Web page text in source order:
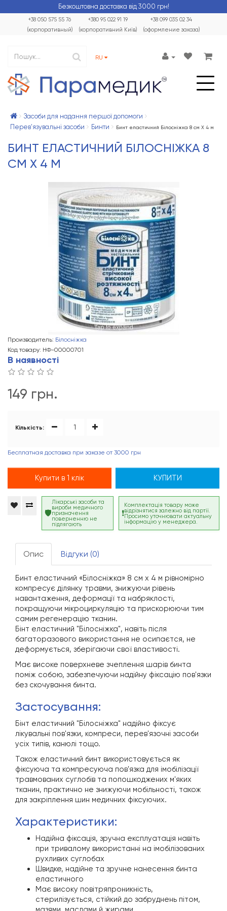
Безкоштовна доставка від 3000 грн!
+38 099 035 02 34
(оформление заказа)
+38 050 575 55 76
(корпоративный)
+380 95 022 91 19
(корпоративний Київ)
RU
Засоби для надання першої допомоги
Перев'язувальні засоби
Бинти Бинт еластичний Білосніжка 8 см Х 4 м
БИНТ ЕЛАСТИЧНИЙ БІЛОСНІЖКА 8
СМ Х 4 М
Tap to expand
Производитель: Білосніжка
Код товару: НФ-00000701
В наявності
149 грн.
Кількість:
Бесплатная доставка при заказе от 3000 грн
Купити в 1 клік КУПИТИ
Лікарські засоби та
вироби медичного
призначення
поверненню не
підлягають
Комплектація товару може
відрізнятися залежно від партії.
Просимо уточнювати актуальну
інформацію у менеджера.
Опис Відгуки (0)
Бинт еластичний «Білосніжка» 8 см x 4 м рівномірно
компресує ділянку травми, знижуючи рівень
навантаження, деформації та набряклості,
покращуючи мікроциркуляцію та прискорюючи тим
самим регенерацію тканин.
Бінт еластичний "Білосніжка", навіть після
багаторазового використання не осипаєтся, не
деформується, зберігаючи свої властивості.
Має високе поверхневе зчеплення шарів бинта
поміж собою, забезпечуючи надійну фіксацію пов'язки
без скочування бинта.
застосування:
Бінт еластичний "Білосніжка" надійно фіксує
лікувальні пов'язки, компреси, перев'язочні засоби
усіх типів, канюлі тощо.
Також еластичний бинт використовується як
фіксуюча та компресуюча пов'язка для імобілізації
травмованих суглобів та попошкоджених м'яких
тканин, практично не знижуючи мобільності, також
для закріплення шин медичних фіксуючих.
характеристики:
Надійна фіксація, зручна експлуатація навіть
при тривалому використанні на імобілізованих
рухливих суглобах
Швидке, надійне та зручне нанесення бинта
еластичного
Має високу повітряпроникність,
стерилізується, стійкий до забруднень пітом,